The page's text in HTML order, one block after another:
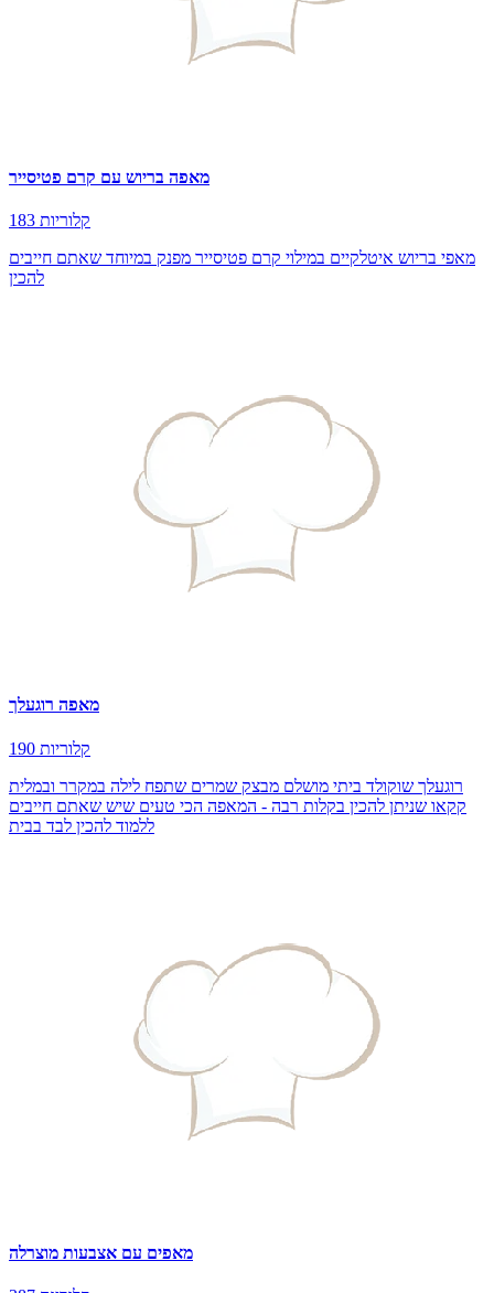
מאפה בריוש עם קרם פטיסייר
183 קלוריות
מאפי בריוש איטלקיים במילוי קרם פטיסייר מפנק במיוחד שאתם חייבים
להכין
מאפה רוגעלך
190 קלוריות
רוגעלך שוקולד ביתי מושלם מבצק שמרים שתפח לילה במקרר ובמלית
קקאו שניתן להכין בקלות רבה - המאפה הכי טעים שיש שאתם חייבים
ללמוד להכין לבד בבית
מאפים עם אצבעות מוצרלה